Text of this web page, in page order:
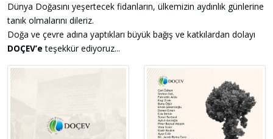
Dünya Doğasını yeşertecek fidanların, ülkemizin aydınlık günlerine
tanık olmalarını dileriz.
Doğa ve çevre adına yaptıkları büyük bağış ve katkılardan dolayı
DOÇEV’eteşekkür ediyoruz...